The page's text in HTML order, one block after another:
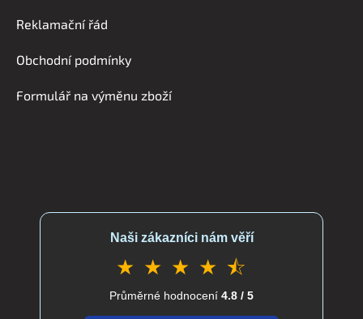
Reklamační řád
Obchodní podmínky
Formulář na výměnu zboží
Naši zákazníci nám věří
★ ★ ★ ★ ⯪
Průměrné hodnocení 4.8 / 5